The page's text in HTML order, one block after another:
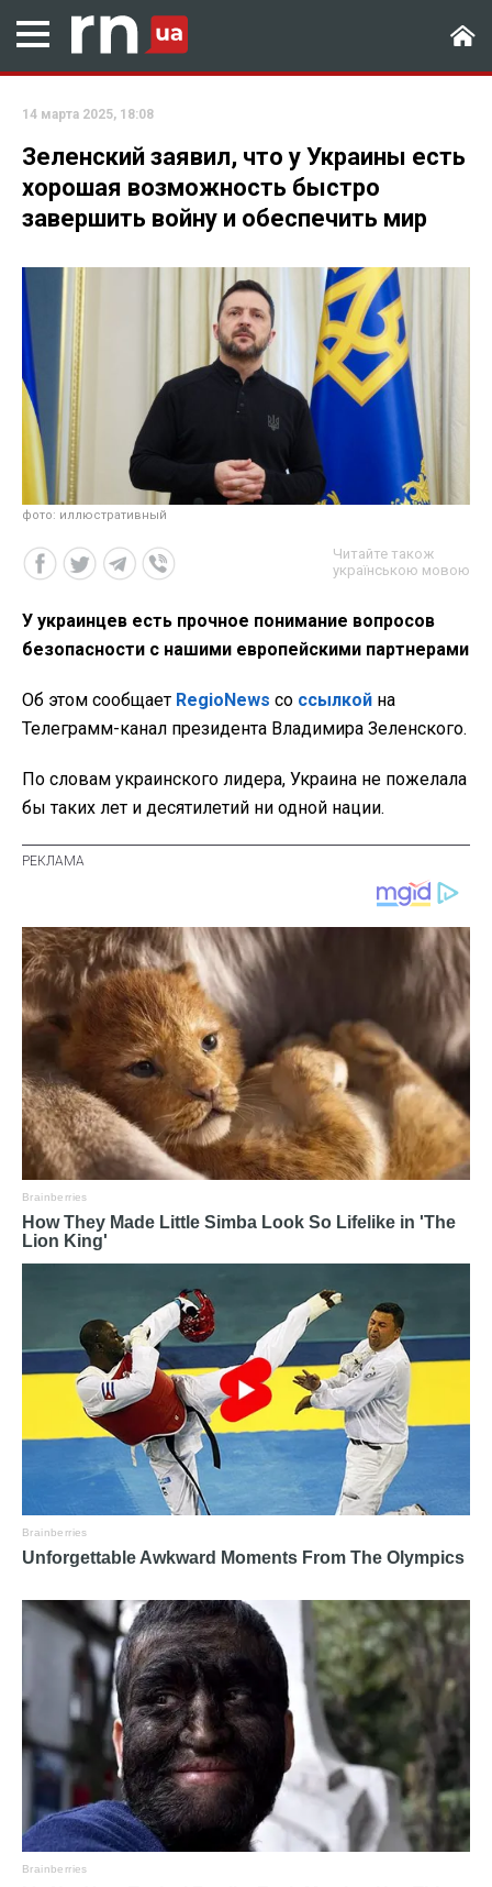
14 марта 2025, 18:08
Зеленский заявил, что у Украины есть
хорошая возможность быстро
завершить войну и обеспечить мир
фото: иллюстративный
Читайте також
українською мовою
У украинцев есть прочное понимание вопросов
безопасности с нашими европейскими партнерами
Об этом сообщает RegioNews со ссылкой на
Телеграмм-канал президента Владимира Зеленского.
По словам украинского лидера, Украина не пожелала
бы таких лет и десятилетий ни одной нации.